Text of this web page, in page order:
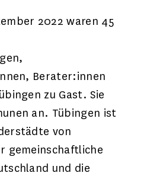
2022 waren 45
Berater:innen
zu Gast. Sie
an. Tübingen ist
von
gemeinschaftliche
und die